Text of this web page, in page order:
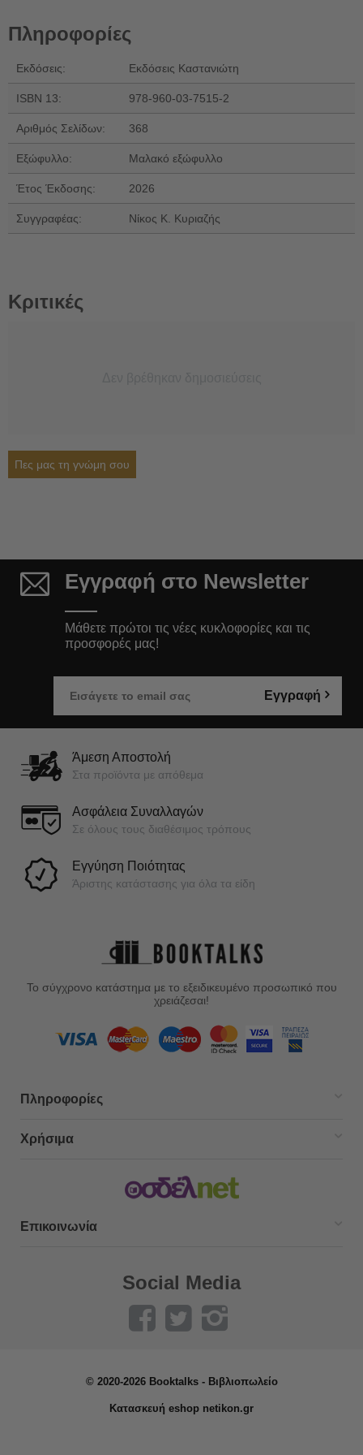
Πληροφορίες
Εκδόσεις: Εκδόσεις Καστανιώτη
ISBN 13: 978-960-03-7515-2
Αριθμός Σελίδων: 368
Εξώφυλλο: Μαλακό εξώφυλλο
Έτος Έκδοσης: 2026
Συγγραφέας: Νίκος Κ. Κυριαζής
Κριτικές
Πες μας τη γνώμη σου
Εγγραφή στο Newsletter
Μάθετε πρώτοι τις νέες κυκλοφορίες και τις
προσφορές μας!
Εγγραφή
Άμεση Αποστολή
Στα προϊόντα με απόθεμα
Ασφάλεια Συναλλαγών
Σε όλους τους διαθέσιμος τρόπους
Εγγύηση Ποιότητας
Άριστης κατάστασης για όλα τα είδη
Το σύγχρονο κατάστημα με το εξειδικευμένο προσωπικό που
χρειάζεσαι!
Πληροφορίες
Χρήσιμα
Επικοινωνία
Social Media
© 2020-2026 Booktalks - Βιβλιοπωλείο
Κατασκευή eshop netikon.gr